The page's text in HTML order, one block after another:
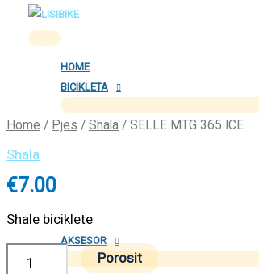
Skip
content
Main
Menu
HOME
BICIKLETA
AKSESOR
Home / Pjes / Shala / SELLE MTG 365 ICE
Shala
€7.00
Shale biciklete
SELLE
MTG
Porosit